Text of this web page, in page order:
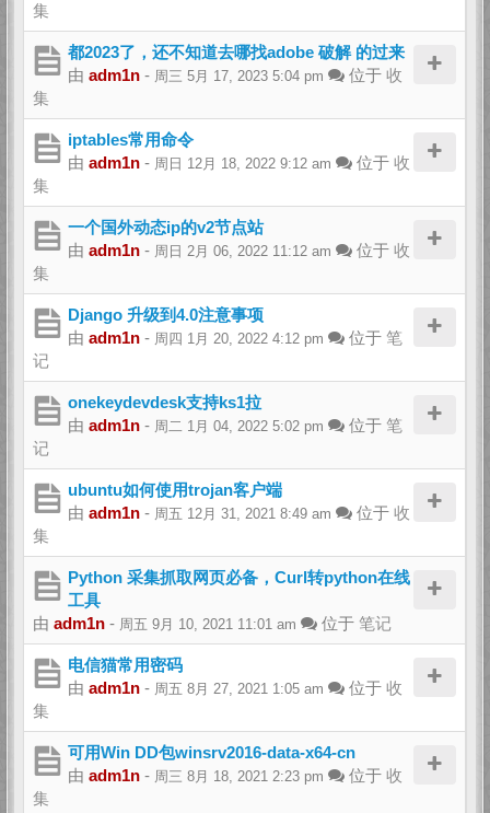
集
都2023了，还不知道去哪找adobe 破解 的过来
由 adm1n - 周三 5月 17, 2023 5:04 pm 位于 收
集
iptables常用命令
由 adm1n - 周日 12月 18, 2022 9:12 am 位于 收
集
一个国外动态ip的v2节点站
由 adm1n - 周日 2月 06, 2022 11:12 am 位于 收
集
Django 升级到4.0注意事项
由 adm1n - 周四 1月 20, 2022 4:12 pm 位于 笔
记
onekeydevdesk支持ks1拉
由 adm1n - 周二 1月 04, 2022 5:02 pm 位于 笔
记
ubuntu如何使用trojan客户端
由 adm1n - 周五 12月 31, 2021 8:49 am 位于 收
集
Python 采集抓取网页必备，Curl转python在线
工具
由 adm1n - 周五 9月 10, 2021 11:01 am 位于 笔记
电信猫常用密码
由 adm1n - 周五 8月 27, 2021 1:05 am 位于 收
集
可用Win DD包winsrv2016-data-x64-cn
由 adm1n - 周三 8月 18, 2021 2:23 pm 位于 收
集